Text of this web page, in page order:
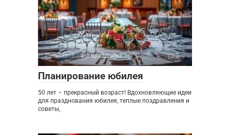
Планирование праздника 0
Планирование юбилея
50 лет – прекрасный возраст! Вдохновляющие идеи
для празднования юбилея, теплые поздравления и
советы,